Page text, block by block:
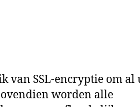
van SSL‑encryptie om al
worden alle